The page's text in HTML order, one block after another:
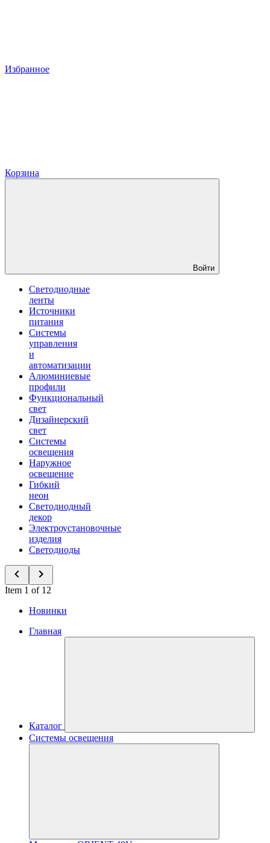
Избранное
Корзина
Войти
Светодиодные
ленты
Источники
питания
Системы
управления
и
автоматизации
Алюминиевые
профили
Функциональный
свет
Дизайнерский
свет
Системы
освещения
Наружное
освещение
Гибкий
неон
Светодиодный
декор
Электроустановочные
изделия
Светодиоды
Item 1 of 12
Новинки
Главная
Каталог
Системы освещения